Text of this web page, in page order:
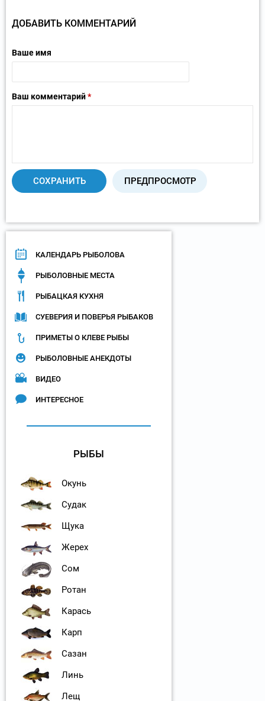
ДОБАВИТЬ КОММЕНТАРИЙ
Ваше имя
Ваш комментарий*
КАЛЕНДАРЬ РЫБОЛОВА
РЫБОЛОВНЫЕ МЕСТА
РЫБАЦКАЯ КУХНЯ
СУЕВЕРИЯ И ПОВЕРЬЯ РЫБАКОВ
ПРИМЕТЫ О КЛЕВЕ РЫБЫ
РЫБОЛОВНЫЕ АНЕКДОТЫ
ВИДЕО
ИНТЕРЕСНОЕ
РЫБЫ
Окунь
Судак
Щука
Жерех
Сом
Ротан
Карась
Карп
Сазан
Линь
Лещ